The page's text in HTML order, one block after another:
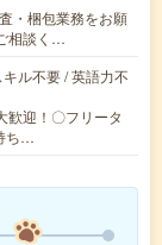
・梱包業務をお願
相談く…
ル不要 / 英語力不
歓迎！〇フリータ
ち…